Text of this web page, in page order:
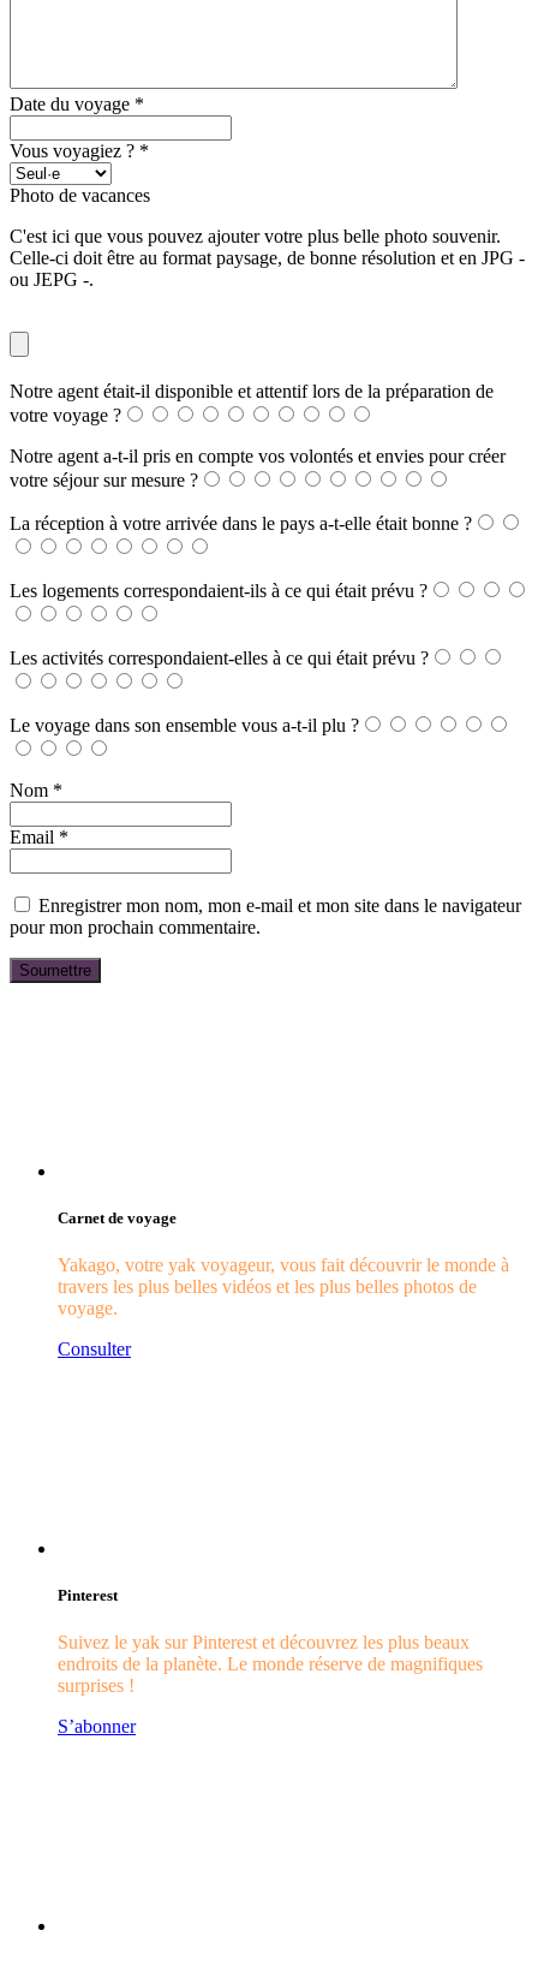
Date du voyage *
Vous voyagiez ? *
Photo de vacances
C'est ici que vous pouvez ajouter votre plus belle photo souvenir.
Celle-ci doit être au format paysage, de bonne résolution et en JPG -
ou JEPG -.
Notre agent était-il disponible et attentif lors de la préparation de
votre voyage ?
Notre agent a-t-il pris en compte vos volontés et envies pour créer
votre séjour sur mesure ?
La réception à votre arrivée dans le pays a-t-elle était bonne ?
Les logements correspondaient-ils à ce qui était prévu ?
Les activités correspondaient-elles à ce qui était prévu ?
Le voyage dans son ensemble vous a-t-il plu ?
Nom *
Email *
Enregistrer mon nom, mon e-mail et mon site dans le navigateur
pour mon prochain commentaire.
Carnet de voyage
Yakago, votre yak voyageur, vous fait découvrir le monde à
travers les plus belles vidéos et les plus belles photos de
voyage.
Consulter
Pinterest
Suivez le yak sur Pinterest et découvrez les plus beaux
endroits de la planète. Le monde réserve de magnifiques
surprises !
S’abonner